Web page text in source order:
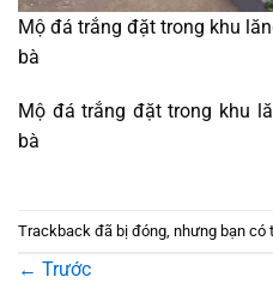
Mộ đá trắng đặt trong khu
bà
Mộ đá trắng đặt trong khu
bà
Trackback đã bị đóng, nhưng bạn có
← Trước